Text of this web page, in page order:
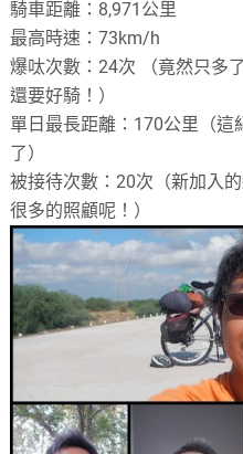
騎車距離： 8,971 公里
最高時速：73km/h
爆呔次數： 24次 （竟然只多
還要好騎！）
單日最長距離： 170公里（這
了）
被接待次數： 20次（新加入
很多的照顧呢！）